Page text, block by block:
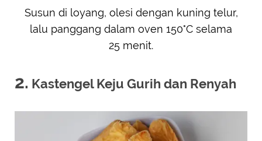
Susun di loyang, olesi dengan kuning telur,
lalu panggang dalam oven 150°C selama
25 menit.
2. Kastengel Keju Gurih dan Renyah